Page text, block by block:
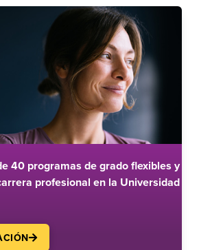
40 programas de grado flexibles y
profesional en la Universidad